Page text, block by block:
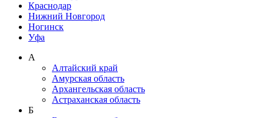
Краснодар
Нижний Новгород
Ногинск
Уфа
А
Алтайский край
Амурская область
Архангельская область
Астраханская область
Б